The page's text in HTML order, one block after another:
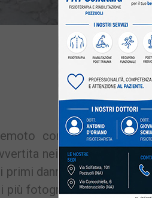
con una magnitudo
nei Campi Flegrei
danni. A Bacoli è
più fotografati dei Campi